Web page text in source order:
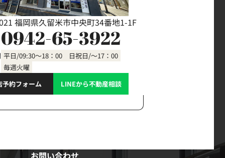
福岡県久留米市中央町34番地1-1F
0942-65-3922
平日/09:30～18：00 日祝日/～17：00
毎週火曜
予約フォーム
LINEから不動産相談
お問い合わせ